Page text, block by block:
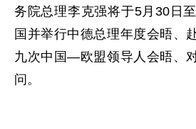
务院总理李克强将于5月30日
国并举行中德总理年度会晤、
九次中国—欧盟领导人会晤、
问。